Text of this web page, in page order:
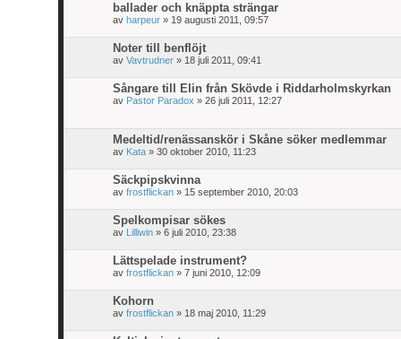
ballader och knäppta strängar
av harpeur » 19 augusti 2011, 09:57
Noter till benflöjt
av Vavtrudner » 18 juli 2011, 09:41
Sångare till Elin från Skövde i Riddarholmskyrkan
av Pastor Paradox » 26 juli 2011, 12:27
Medeltid/renässanskör i Skåne söker medlemmar
av Kata » 30 oktober 2010, 11:23
Säckpipskvinna
av frostflickan » 15 september 2010, 20:03
Spelkompisar sökes
av Lilliwin » 6 juli 2010, 23:38
Lättspelade instrument?
av frostflickan » 7 juni 2010, 12:09
Kohorn
av frostflickan » 18 maj 2010, 11:29